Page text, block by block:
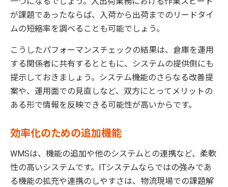
が課題であったならば、入荷から出荷までのリードタイ
ムの短縮率を調べることも可能でしょう。
こうしたパフォーマンスチェックの結果は、倉庫を運用
する関係者に共有するとともに、システムの提供側にも
提示しておきましょう。システム機能のさらなる改善提
案や、運用面での見直しなど、双方にとってメリットの
ある形で情報を反映できる可能性が高いからです。
効率化のための追加機能
WMSは、機能の追加や他のシステムとの連携など、柔軟
性の高いシステムです。ITシステムならではの強みであ
る機能の拡充や連携のしやすさは、物流現場での課題解